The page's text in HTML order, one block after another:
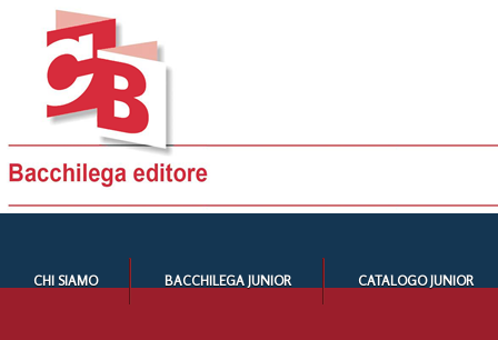
CHI SIAMO BACCHILEGA JUNIOR CATALOGO JUNIOR